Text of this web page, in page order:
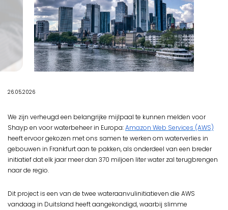
26.05.2026
We zijn verheugd een belangrijke mijlpaal te kunnen melden voor
Shayp en voor waterbeheer in Europa:Amazon Web Services (AWS)
heeft ervoor gekozen met ons samen te werken om waterverlies in
gebouwen in Frankfurt aan te pakken, als onderdeel van een breder
initiatief dat elk jaar meer dan 370 miljoen liter water zal terugbrengen
naar de regio.
Dit project is een van de twee wateraanvulinitiatieven die AWS
vandaag in Duitsland heeft aangekondigd, waarbij slimme